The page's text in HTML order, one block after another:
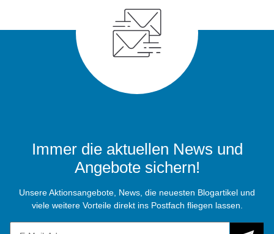
Immer die aktuellen News und
Angebote sichern!
Unsere Aktionsangebote, News, die neuesten Blogartikel und
viele weitere Vorteile direkt ins Postfach fliegen lassen.